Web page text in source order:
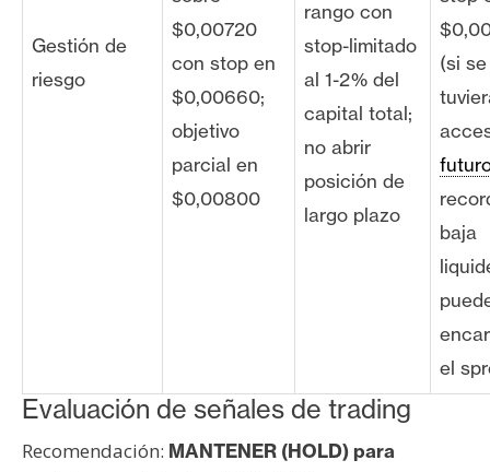
Gestión de
riesgo
$0,00720
con stop en
$0,00660;
objetivo
parcial en
$0,00800
rango con
stop-limitado
al 1-2% del
capital total;
no abrir
posición de
largo plazo
(si se
baja
el
Evaluación de señales de trading
Recomendación: MANTENER (HOLD) para